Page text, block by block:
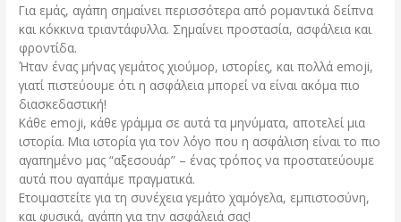
Για εμάς, αγάπη σημαίνει περισσότερα από ρομαντικά δείπνα
και κόκκινα τριαντάφυλλα. Σημαίνει προστασία, ασφάλεια και
φροντίδα.
Ήταν ένας μήνας γεμάτος χιούμορ, ιστορίες, και πολλά emoji,
γιατί πιστεύουμε ότι η ασφάλεια μπορεί να είναι ακόμα πιο
διασκεδαστική!
Κάθε emoji, κάθε γράμμα σε αυτά τα μηνύματα, αποτελεί μια
ιστορία. Μια ιστορία για τον λόγο που η ασφάλιση είναι το πιο
αγαπημένο μας “αξεσουάρ” – ένας τρόπος να προστατεύουμε
αυτά που αγαπάμε πραγματικά.
Ετοιμαστείτε για τη συνέχεια γεμάτο χαμόγελα, εμπιστοσύνη,
και φυσικά, αγάπη για την ασφάλειά σας!